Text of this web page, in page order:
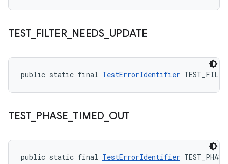
TEST_ FILTER_ NEEDS_ UPDATE
public static final TestErrorIdentifier
TEST_ PHASE TIMED OUT
public static final TestErrorIdentifier